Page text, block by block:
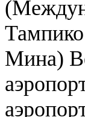
Мина)